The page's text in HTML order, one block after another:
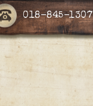
018-845-1307